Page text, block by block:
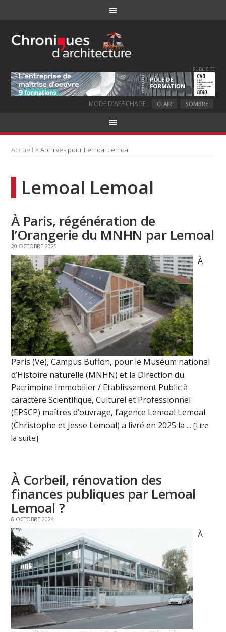
PUBLICITE
MODE D'AFFICHAGE : CLAIR SOMBRE
Accueil > Archives pour Lemoal Lemoal
Lemoal Lemoal
À Paris, régénération de
l’Orangerie du MNHN par Lemoal
20 OCTOBRE 2025
À
Paris (Ve), Campus Buffon, pour le Muséum national
d’Histoire naturelle (MNHN) et la Direction du
Patrimoine Immobilier / Etablissement Public à
caractère Scientifique, Culturel et Professionnel
(EPSCP) maîtres d’ouvrage, l’agence Lemoal Lemoal
(Christophe et Jesse Lemoal) a livré en 2025 la ...[Lire
la suite]
À Corbeil, rénovation des
finances publiques par Lemoal
Lemoal ?
6 OCTOBRE 2024
À